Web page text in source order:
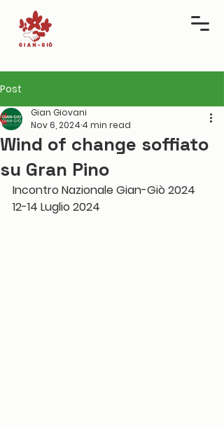
Post
Wind of change soffiato
su Gran Pino
Gian Giovani
Nov 6, 2024 4 min read
Incontro Nazionale Gian-Giò 2024
12-14 Luglio 2024